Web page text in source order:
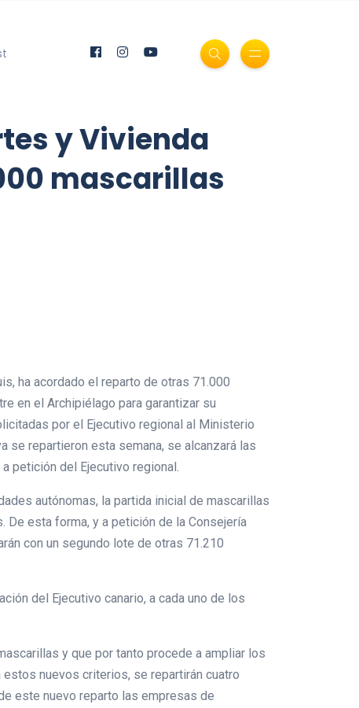
y Vivienda
mascarillas
ha acordado el reparto de otras 71.000
en el Archipiélago para garantizar su
por el Ejecutivo regional al Ministerio
se repartieron esta semana, se alcanzará las
petición del Ejecutivo regional.
autónomas, la partida inicial de mascarillas
esta forma, y a petición de la Consejería
con un segundo lote de otras 71.210
del Ejecutivo canario, a cada uno de los
y que por tanto procede a ampliar los
nuevos criterios, se repartirán cuatro
este nuevo reparto las empresas de